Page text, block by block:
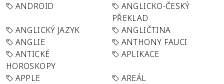
ANDROID
ANGLICKO-ČESKÝ
PŘEKLAD
ANGLICKÝ JAZYK
ANGLIČTINA
ANGLIE
ANTHONY FAUCI
ANTICKÉ
HOROSKOPY
APLIKACE
APPLE
AREÁL